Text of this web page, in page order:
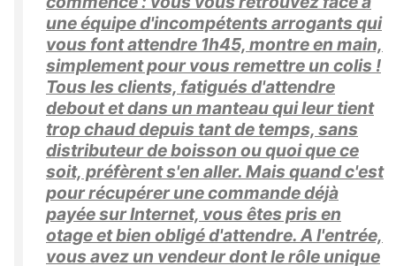
une équipe d'incompétents arrogants qui
vous font attendre 1h45, montre en main,
simplement pour vous remettre un colis !
Tous les clients, fatigués d'attendre
debout et dans un manteau qui leur tient
trop chaud depuis tant de temps, sans
distributeur de boisson ou quoi que ce
soit, préfèrent s'en aller. Mais quand c'est
pour récupérer une commande déjà
payée sur Internet, vous êtes pris en
otage et bien obligé d'attendre. A l'entrée,
vous avez un vendeur dont le rôle unique